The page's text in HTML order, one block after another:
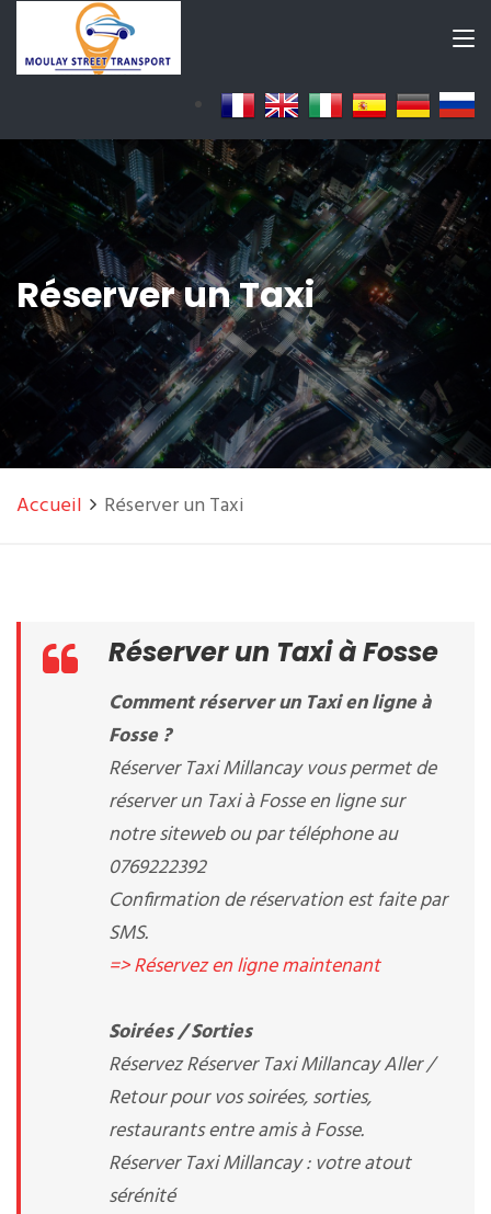
Réserver un Taxi
Accueil Réserver un Taxi
Réserver un Taxi à Fosse
Comment réserver un Taxi en ligne à
Fosse ?
Réserver Taxi Millancay vous permet de
réserver un Taxi à Fosse en ligne sur
notre siteweb ou par téléphone au
0769222392
Confirmation de réservation est faite par
SMS.
=> Réservez en ligne maintenant
Soirées / Sorties
Réservez Réserver Taxi Millancay Aller /
Retour pour vos soirées, sorties,
restaurants entre amis à Fosse.
Réserver Taxi Millancay : votre atout
sérénité